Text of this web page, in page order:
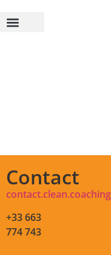
Contact
+33 663
774 743